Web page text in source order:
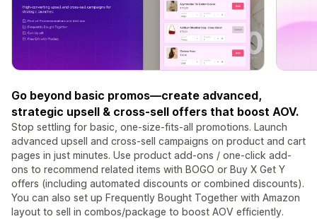
Go beyond basic promos—create advanced,
strategic upsell & cross-sell offers that boost AOV.
Stop settling for basic, one-size-fits-all promotions. Launch
advanced upsell and cross-sell campaigns on product and cart
pages in just minutes. Use product add-ons / one-click add-
ons to recommend related items with BOGO or Buy X Get Y
offers (including automated discounts or combined discounts).
You can also set up Frequently Bought Together with Amazon
layout to sell in combos/package to boost AOV efficiently.